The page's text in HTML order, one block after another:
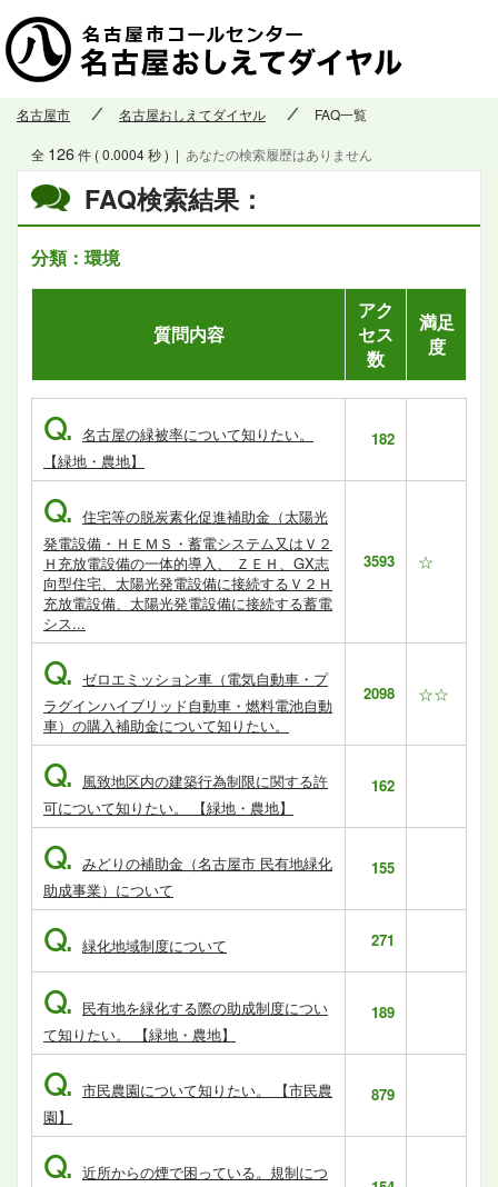
名古屋市 名古屋おしえてダイヤル FAQ一覧
FAQ検索結果：
分類：環境
全 126件 ( 0.0004 秒 ) | あなたの検索履歴はありません
質問内容
アク
セス
数
満足
度
Q. 名古屋の緑被率について知りたい。
【緑地・農地】
182
Q. 住宅等の脱炭素化促進補助金（太陽光
発電設備・ＨＥＭＳ・蓄電システム又はＶ２
Ｈ充放電設備の一体的導入、 ＺＥＨ、GX志
向型住宅、太陽光発電設備に接続するＶ２Ｈ
充放電設備、太陽光発電設備に接続する蓄電
シス...
3593 ☆
Q. ゼロエミッション車（電気自動車・プ
ラグインハイブリッド自動車・燃料電池自動
車）の購入補助金について知りたい。
2098 ☆☆
Q. 風致地区内の建築行為制限に関する許
可について知りたい。 【緑地・農地】
162
Q. みどりの補助金（名古屋市 民有地緑化
助成事業）について
155
Q. 緑化地域制度について 271
Q. 民有地を緑化する際の助成制度につい
て知りたい。 【緑地・農地】
189
Q. 市民農園について知りたい。 【市民農
園】
879
Q. 近所からの煙で困っている。規制につ